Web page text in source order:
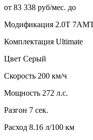
от 83 338 руб/мес. до
Модификация 2.0T
Комплектация Ultimate
Цвет Серый
Скорость 200 км/ч
Мощность 272 л.с.
Разгон 7 сек.
Расход 8.16 л/100 км